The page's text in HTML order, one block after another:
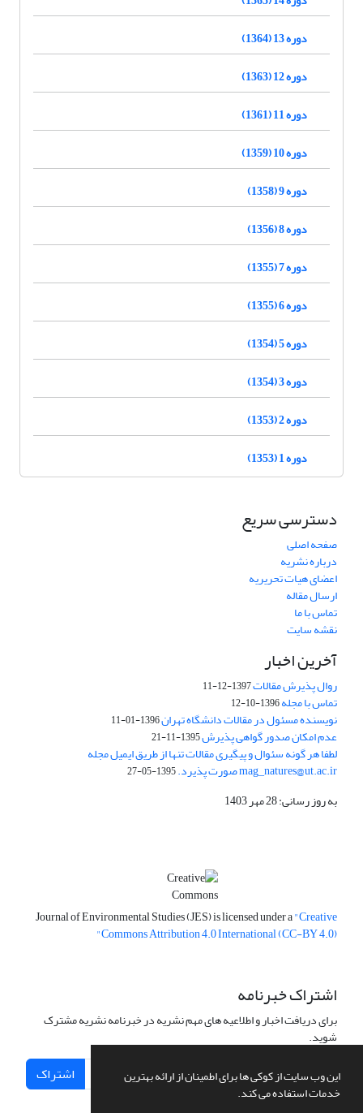
این وب سایت از کوکی ها برای اطمینان از ارائه بهترین
خدمات استفاده می کند.
دوره 13 (1364)
دوره 12 (1363)
دوره 11 (1361)
دوره 10 (1359)
دوره 9 (1358)
دوره 8 (1356)
دوره 7 (1355)
دوره 6 (1355)
دوره 5 (1354)
دوره 3 (1354)
دوره 2 (1353)
دوره 1 (1353)
دسترسی سریع
صفحه اصلی
درباره نشریه
اعضای هیات تحریریه
ارسال مقاله
تماس با ما
نقشه سایت
آخرین اخبار
روال پذیرش مقالات1397-12-11
تماس با مجله1396-10-12
نویسنده مسئول در مقالات دانشگاه تهران1396-01-11
عدم امکان صدور گواهی پذیرش1395-11-21
لطفا هر گونه سئوال و پیگیری مقالات تنها از طریق ایمیل مجله
mag_natures@ut.ac.ir صورت پذیرد. 1395-05-27
به روز رسانی: 28 مهر 1403
Journal of Environmental Studies (JES) is licensed under a"Creative
Commons Attribution 4.0 International (CC-BY 4.0)"
اشتراک خبرنامه
برای دریافت اخبار و اطلاعیه های مهم نشریه در خبرنامه نشریه مشترک
شوید.
اشتراک